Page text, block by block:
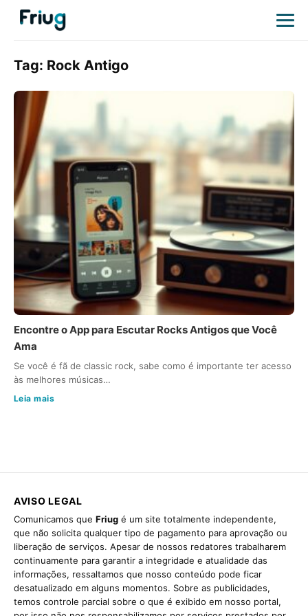
Tag: Rock Antigo
Encontre o App para Escutar Rocks Antigos que Você
Ama
Se você é fã de classic rock, sabe como é importante ter acesso
às melhores músicas…
Leia mais
AVISO LEGAL
Comunicamos que Friug é um site totalmente independente,
que não solicita qualquer tipo de pagamento para aprovação ou
liberação de serviços. Apesar de nossos redatores trabalharem
continuamente para garantir a integridade e atualidade das
informações, ressaltamos que nosso conteúdo pode ficar
desatualizado em alguns momentos. Sobre as publicidades,
temos controle parcial sobre o que é exibido em nosso portal,